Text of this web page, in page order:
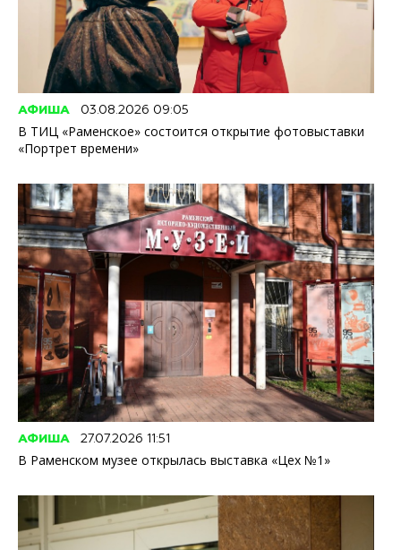
АФИША 03.08.2026 09:05
В ТИЦ «Раменское» состоится открытие фотовыставки
«Портрет времени»
АФИША 27.07.2026 11:51
В Раменском музее открылась выставка «Цех №1»